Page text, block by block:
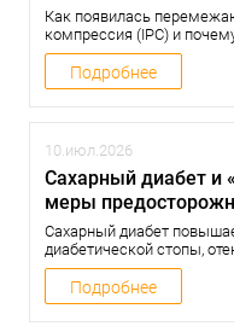
Как появилась
компрессия (IPC) и
одним из самых
нарушениями венозного
простым языком, как
— от первых
медицинских систем.
Подробнее
10.июл.2026
Сахарный диабет и
меры
массажа
Сахарный диабет
диабетической стопы,
статье рассказываем,
массаж и
предосторожности
процедуры
Подробнее